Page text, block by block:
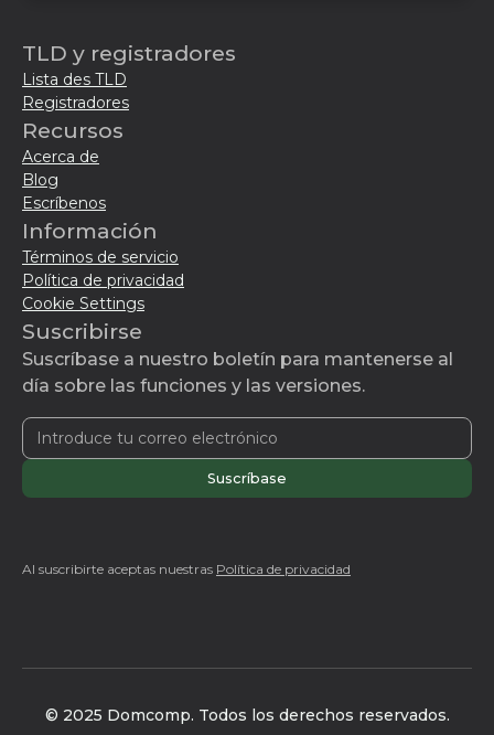
TLD y registradores
Lista des TLD
Registradores
Recursos
Acerca de
Blog
Escríbenos
Información
Términos de servicio
Política de privacidad
Cookie Settings
Suscribirse
Suscríbase a nuestro boletín para mantenerse al
día sobre las funciones y las versiones.
Al suscribirte aceptas nuestras Política de privacidad
© 2025 Domcomp. Todos los derechos reservados.